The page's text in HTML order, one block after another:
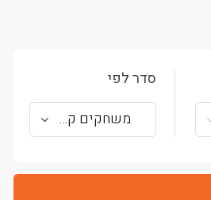
סדר לפי
משחקים קרובים